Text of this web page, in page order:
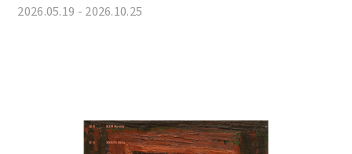
2026.05.19 - 2026.10.25